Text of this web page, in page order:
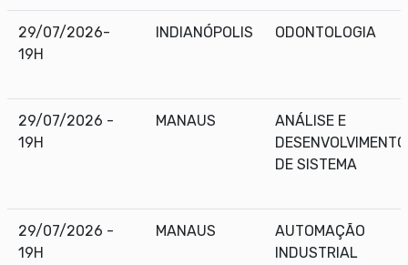
29/07/2026-
19H
INDIANÓPOLIS ODONTOLOGIA
29/07/2026 -
19H
MANAUS
ANÁLISE E
DESENVOLVIMENTO
DE SISTEMA
29/07/2026 -
19H
MANAUS
AUTOMAÇÃO
INDUSTRIAL